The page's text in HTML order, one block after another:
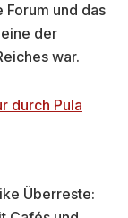
und das
der
war.
durch Pula
Überreste: